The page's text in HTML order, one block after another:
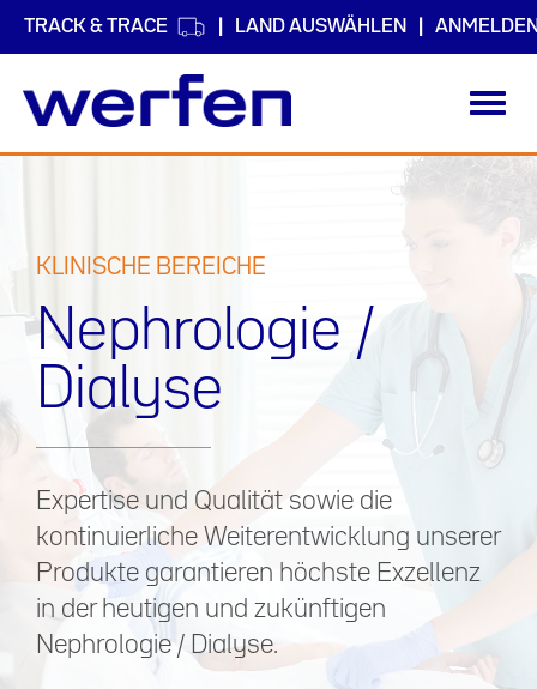
TRACK & TRACE LAND AUSWÄHLEN
KLINISCHE BEREICHE
Nephrologie /
Dialyse
Expertise und Qualität sowie die
kontinuierliche Weiterentwicklung unserer
Produkte garantieren höchste Exzellenz
in der heutigen und zukünftigen
Nephrologie / Dialyse.